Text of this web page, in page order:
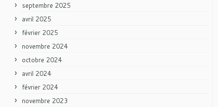
septembre 2025
avril 2025
février 2025
novembre 2024
octobre 2024
avril 2024
février 2024
novembre 2023